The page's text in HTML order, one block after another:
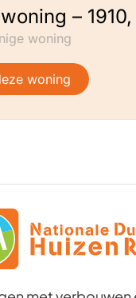
–
woning
woning